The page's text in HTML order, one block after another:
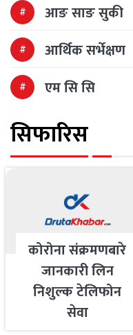
आङ साङ सुकी
आर्थिक सर्भेक्षण
एम सि सि
सिफारिस
कोरोना संक्रमणबारे
जानकारी लिन
निशुल्क टेलिफोन
सेवा